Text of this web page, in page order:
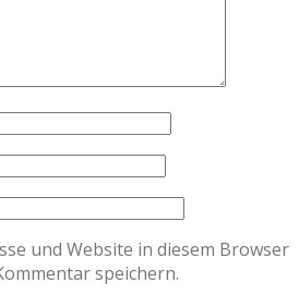
und Website in diesem Browser
speichern.